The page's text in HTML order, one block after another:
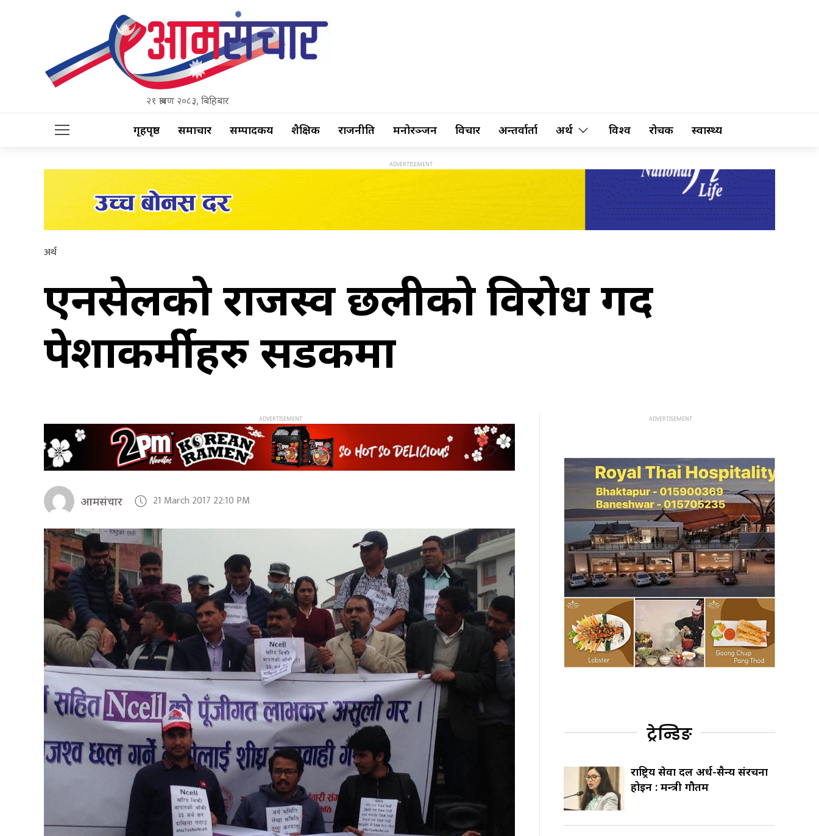
२१ श्रावण २०८३, बिहिबार
गृहपृष्ठ समाचार सम्पादकीय शैक्षिक राजनीति मनोरञ्जन विचार अन्तर्वार्ता अर्थ विश्व रोचक स्वास्थ्य
अर्थ
एनसेलको राजस्व छलीको विरोध गर्दै
पेशाकर्मीहरु सडकमा
आमसंचार 21 March 2017 22:10 PM
ट्रेन्डिङ
राष्ट्रिय सेवा दल अर्ध-सैन्य संरचना
होइन : मन्त्री गौतम